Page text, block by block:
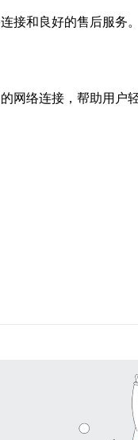
接和良好的售后服务。
网络连接，帮助用